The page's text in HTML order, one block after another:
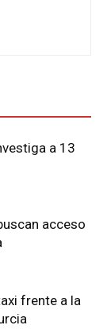
a 13
acceso
frente a la